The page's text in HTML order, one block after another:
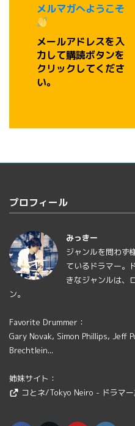
メルマガへようこそ
メールアドレスを入
力して購読ボタンを
クリックしてくださ
い。
プロフィール
みっきー
ジャンルを問わず
ているドラマー。
きなジャンルは、
ン。
Favorite Drummer：
Gary Novak, Simon Phillips, Jeff
Brechtlein...
姉妹サイト：
コとネ/Tokyo Neiro - ドラマー